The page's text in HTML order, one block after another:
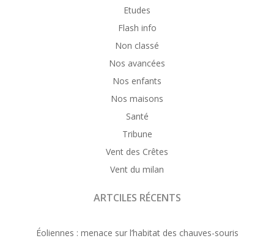
Etudes
Flash info
Non classé
Nos avancées
Nos enfants
Nos maisons
Santé
Tribune
Vent des Crêtes
Vent du milan
ARTCILES RÉCENTS
Éoliennes : menace sur l’habitat des chauves-souris